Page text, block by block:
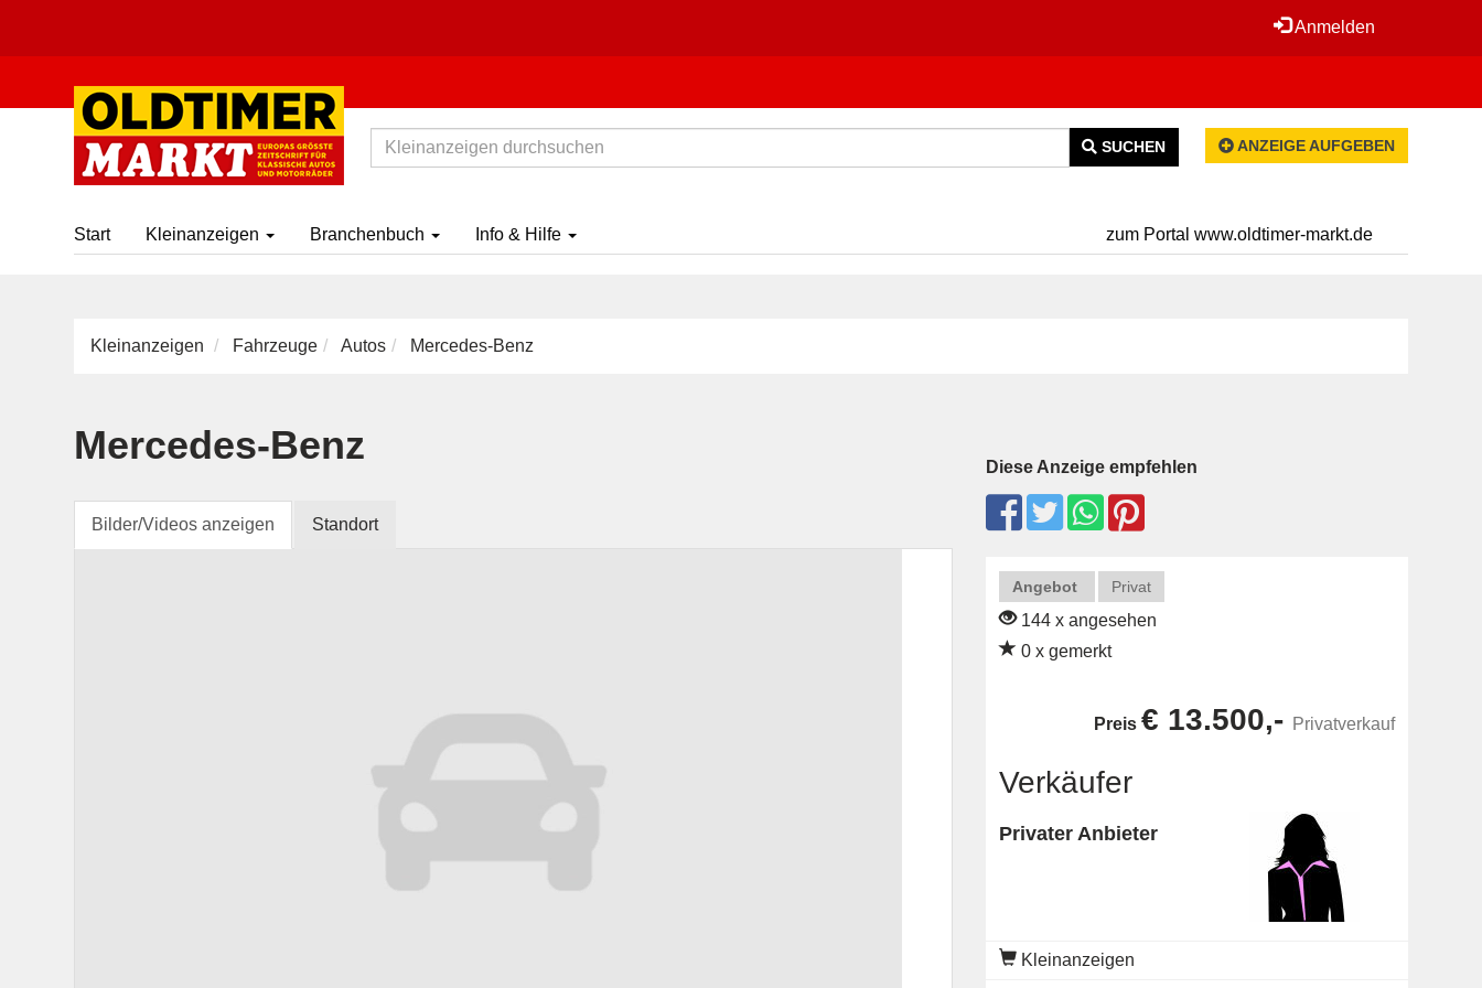
Anmelden
SUCHEN ANZEIGE AUFGEBEN
Start Kleinanzeigen Branchenbuch Info & Hilfe zum Portal www.oldtimer-markt.de
Kleinanzeigen Fahrzeuge Autos Mercedes-Benz
Mercedes-Benz
Bilder/Videos anzeigen Standort
Diese Anzeige empfehlen
Angebot Privat
144 x angesehen
0 x gemerkt
Preis € 13.500,- Privatverkauf
Verkäufer
Privater Anbieter
Kleinanzeigen